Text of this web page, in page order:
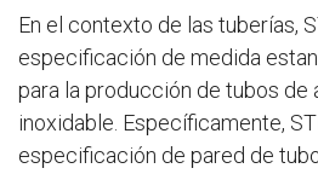
En el contexto de las tuberías,
especificación de medida
para la producción de tubos de
inoxidable. Específicamente,
especificación de pared de